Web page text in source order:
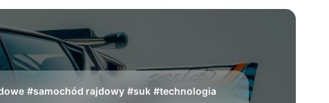
#samochód rajdowy #suk #technologia